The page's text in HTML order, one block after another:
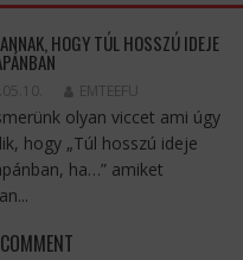
HOGY TÚL HOSSZÚ IDEJE
EMTEEFU
olyan viccet ami úgy
hogy „Túl hosszú ideje
ha…” amiket